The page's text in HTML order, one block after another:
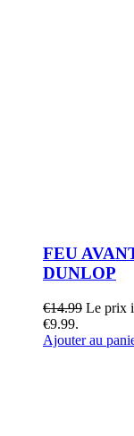
FEU
DUNLOP
€14.99 Le prix
€9.99.
Ajouter au